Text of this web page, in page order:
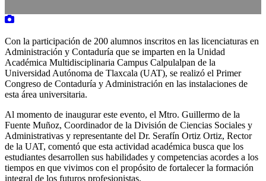
Con la participación de 200 alumnos inscritos en las licenciaturas en
Administración y Contaduría que se imparten en la Unidad
Académica Multidisciplinaria Campus Calpulalpan de la
Universidad Autónoma de Tlaxcala (UAT), se realizó el Primer
Congreso de Contaduría y Administración en las instalaciones de
esta área universitaria.
Al momento de inaugurar este evento, el Mtro. Guillermo de la
Fuente Muñoz, Coordinador de la División de Ciencias Sociales y
Administrativas y representante del Dr. Serafín Ortiz Ortiz, Rector
de la UAT, comentó que esta actividad académica busca que los
estudiantes desarrollen sus habilidades y competencias acordes a los
tiempos en que vivimos con el propósito de fortalecer la formación
integral de los futuros profesionistas.